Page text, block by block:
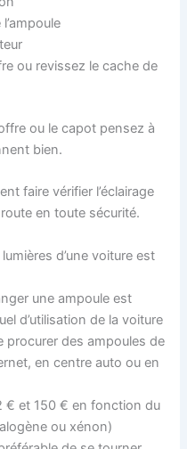
ou revissez le cache de
ou le capot pensez à
bien.
faire vérifier l’éclairage
en toute sécurité.
d’une voiture est
une ampoule est
d’utilisation de la voiture
procurer des ampoules de
en centre auto ou en
€ et 150 € en fonction du
ou xénon)